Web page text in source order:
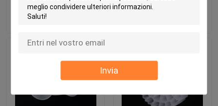
Invia
Invia richiesta
del giardino strutturato
Invia richiesta